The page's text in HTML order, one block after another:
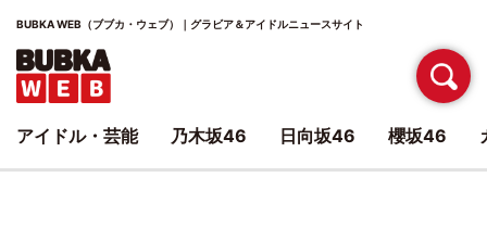
BUBKA WEB（ブブカ・ウェブ）｜グラビア＆アイドルニュースサイト
アイドル・芸能 乃木坂46 日向坂46 櫻坂46